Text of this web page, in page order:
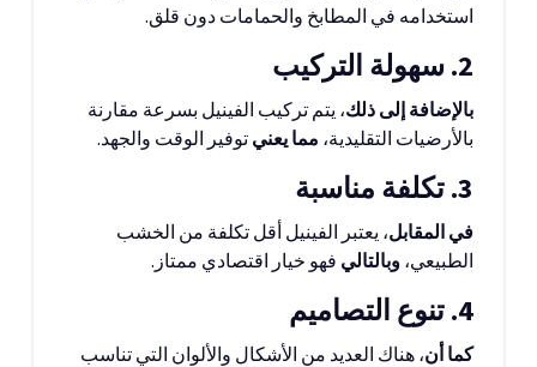
استخدامه في المطابخ والحمامات دون قلق.
2. سهولة التركيب
بالإضافة إلى ذلك، يتم تركيب الفينيل بسرعة مقارنة
بالأرضيات التقليدية، مما يعني توفير الوقت والجهد.
3. تكلفة مناسبة
في المقابل، يعتبر الفينيل أقل تكلفة من الخشب
الطبيعي، وبالتالي فهو خيار اقتصادي ممتاز.
4. تنوع التصاميم
كما أن، هناك العديد من الأشكال والألوان التي تناسب